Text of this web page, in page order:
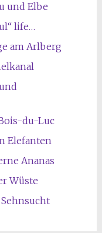
und Elbe
life…
am Arlberg
du-Luc
Elefanten
Ananas
Wüste